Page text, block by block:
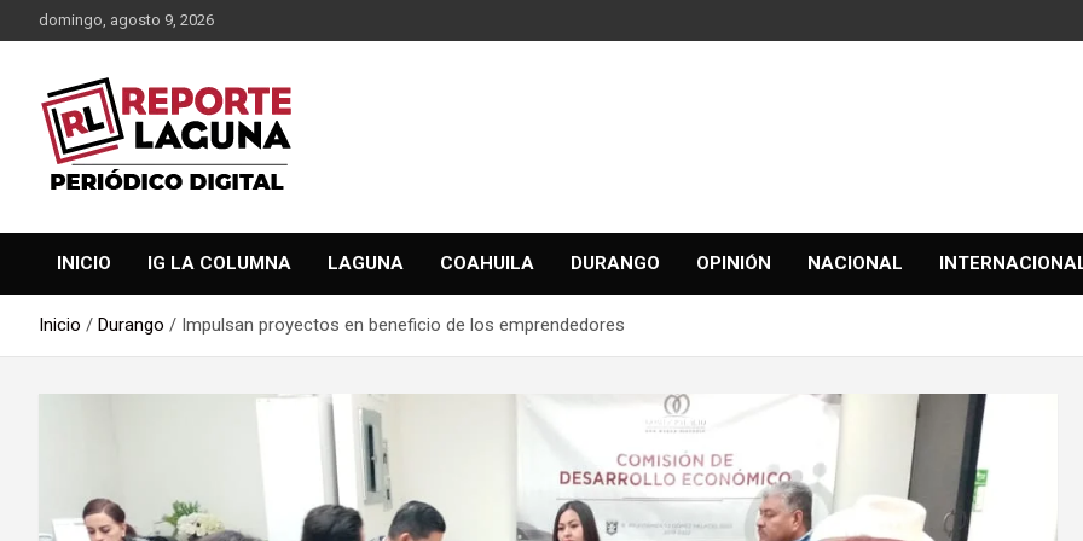
al
domingo, agosto 9, 2026
Reporte Laguna
INICIO IG LA COLUMNA LAGUNA COAHUILA DURANGO OPINIÓN NACIONAL
Inicio Durango Impulsan proyectos en beneficio de los emprendedores